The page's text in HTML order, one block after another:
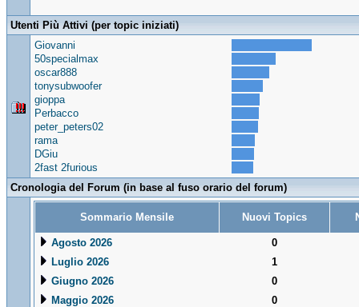
Utenti Più Attivi (per topic iniziati)
Giovanni
50specialmax
oscar888
tonysubwoofer
gioppa
Perbacco
peter_peters02
rama
DGiu
2fast 2furious
Cronologia del Forum (in base al fuso orario del forum)
Sommario Mensile Nuovi Topics
Agosto 2026
0
Luglio 2026
1
Giugno 2026
0
Maggio 2026
0